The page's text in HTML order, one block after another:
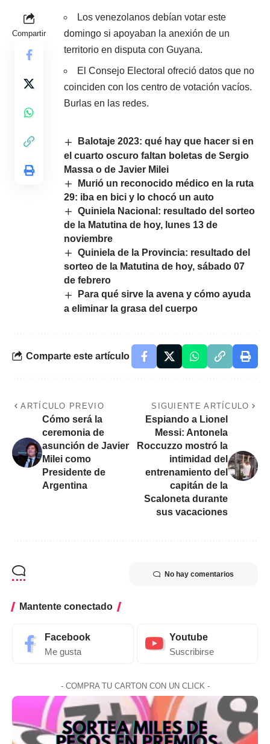
Compartir
Los venezolanos debían votar este
domingo si apoyaban la anexión de un
territorio en disputa con Guyana.
El Consejo Electoral ofreció datos que no
coinciden con los centro de votación vacíos.
Burlas en las redes.
Balotaje 2023: qué hay que hacer si en
el cuarto oscuro faltan boletas de Sergio
Massa o de Javier Milei
Murió un reconocido médico en la ruta
29: iba en bici y lo chocó un auto
Quiniela Nacional: resultado del sorteo
de la Matutina de hoy, lunes 13 de
noviembre
Quiniela de la Provincia: resultado del
sorteo de la Matutina de hoy, sábado 07
de febrero
Para qué sirve la avena y cómo ayuda
a eliminar la grasa del cuerpo
Comparte este artículo
ARTÍCULO PREVIO
Cómo será la
ceremonia de
asunción de Javier
Milei como
Presidente de
Argentina
SIGUIENTE ARTÍCULO
Espiando a Lionel
Messi: Antonela
Roccuzzo mostró la
intimidad del
entrenamiento del
capitán de la
Scaloneta durante
sus vacaciones
No hay comentarios
Mantente conectado
Facebook
Me gusta
Youtube
Suscribirse
- COMPRA TU CARTON CON UN CLICK -